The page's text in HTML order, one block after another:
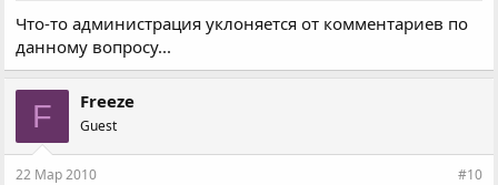
Что-то администрация уклоняется от комментариев по
данному вопросу...
F Freeze
Guest
22 Мар 2010 #10